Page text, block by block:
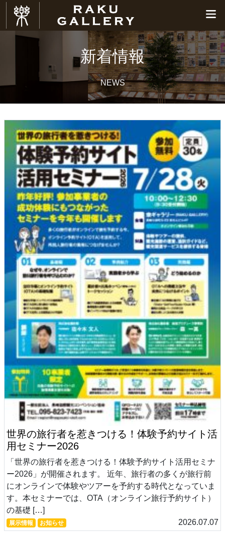
新着情報
NEWS
世界の旅行者を惹きつける！体験予約サイト活
用セミナー2026
「世界の旅行者を惹きつける！体験予約サイト活用セミナ
ー2026」が開催されます。 近年、旅行者の多くが旅行前
にオンラインで体験やツアーを予約する時代となっていま
す。本セミナーでは、OTA（オンライン旅行予約サイト）
の基礎 […]
展示情報 お知らせ 2026.07.07